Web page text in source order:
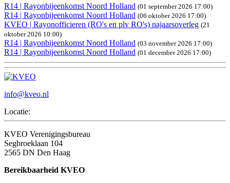
R14 | Rayonbijeenkomst Noord Holland (01 september 2026 17:00)
R14 | Rayonbijeenkomst Noord Holland (06 oktober 2026 17:00)
KVEO | Rayonofficieren (RO's en plv RO's) najaarsoverleg (21
oktober 2026 10:00)
R14 | Rayonbijeenkomst Noord Holland (03 november 2026 17:00)
R14 | Rayonbijeenkomst Noord Holland (01 december 2026 17:00)
info@kveo.nl
Locatie:
KVEO Verenigingsbureau
Segbroeklaan 104
2565 DN Den Haag
Bereikbaarheid KVEO